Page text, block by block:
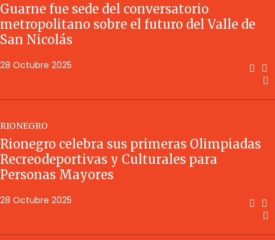
Guarne fue sede del conversatorio
metropolitano sobre el futuro del Valle de
San Nicolás
28 Octubre 2025
RIONEGRO
Rionegro celebra sus primeras Olimpiadas
Recreodeportivas y Culturales para
Personas Mayores
28 Octubre 2025